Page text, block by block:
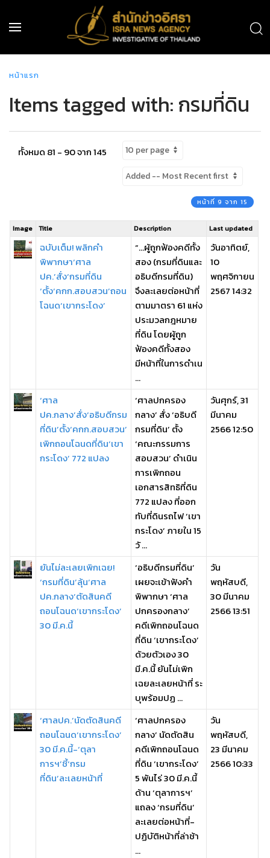
หน้าแรก
Items tagged with: กรมที่ดิน
ทั้งหมด 81 - 90 จาก 145
หน้าที่ 9 จาก 15
Image Title Description Last updated
ฉบับเต็ม! พลิกคำ
พิพากษา‘ศาล
ปค.’สั่ง‘กรมที่ดิน
‘ตั้ง‘คกก.สอบสวน’ถอน
โฉนด‘เขากระโดง’
“...ผู้ถูกฟ้องคดีทั้ง
สอง (กรมที่ดินและ
อธิบดีกรมที่ดิน)
จึงละเลยต่อหน้าที่
ตามมาตรา 61 แห่ง
ประมวลกฎหมาย
ที่ดิน โดยผู้ถูก
ฟ้องคดีทั้งสอง
มีหน้าที่ในการดำเน
...
วันอาทิตย์,
10
พฤศจิกายน
2567 14:32
‘ศาล
ปค.กลาง’สั่ง‘อธิบดีกรม
ที่ดิน’ตั้ง‘คกก.สอบสวน’
เพิกถอนโฉนดที่ดิน‘เขา
กระโดง’ 772 แปลง
‘ศาลปกครอง
กลาง’ สั่ง ‘อธิบดี
กรมที่ดิน’ ตั้ง
‘คณะกรรมการ
สอบสวน’ ดำเนิน
การเพิกถอน
เอกสารสิทธิที่ดิน
772 แปลง ที่ออก
ทับที่ดินรถไฟ ‘เขา
กระโดง’ ภายใน 15
วั ...
วันศุกร์, 31
มีนาคม
2566 12:50
ยันไม่ละเลยเพิกเฉย!
‘กรมที่ดิน’ลุ้น‘ศาล
ปค.กลาง’ตัดสินคดี
ถอนโฉนด‘เขากระโดง’
30 มี.ค.นี้
‘อธิบดีกรมที่ดิน’
เผยจะเข้าฟังคำ
พิพากษา ‘ศาล
ปกครองกลาง’
คดีเพิกถอนโฉนด
ที่ดิน ‘เขากระโดง’
ด้วยตัวเอง 30
มี.ค.นี้ ยันไม่เพิก
เฉยละเลยหน้าที่ ระ
บุพร้อมปฏ ...
วัน
พฤหัสบดี,
30 มีนาคม
2566 13:51
‘ศาลปค.’นัดตัดสินคดี
ถอนโฉนด‘เขากระโดง’
30 มี.ค.นี้-‘ตุลา
การฯ’ชี้‘กรม
ที่ดิน’ละเลยหน้าที่
‘ศาลปกครอง
กลาง’ นัดตัดสิน
คดีเพิกถอนโฉนด
ที่ดิน ‘เขากระโดง’
5 พันไร่ 30 มี.ค.นี้
ด้าน ‘ตุลาการฯ’
แถลง ‘กรมที่ดิน’
ละเลยต่อหน้าที่-
ปฏิบัติหน้าที่ล่าช้า
...
วัน
พฤหัสบดี,
23 มีนาคม
2566 10:33